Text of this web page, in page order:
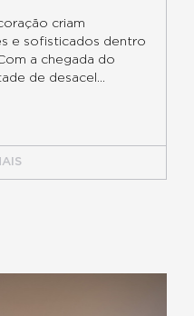
criam
e sofisticados dentro
a chegada do
de desacel...